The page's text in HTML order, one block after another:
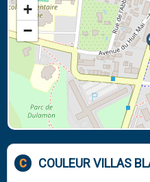
+
−
COULEUR VILLAS